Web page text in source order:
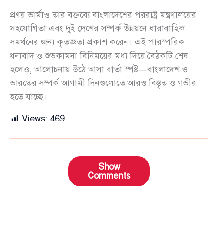
প্রণয় ভার্মাও তার বক্তব্যে বাংলাদেশের পররাষ্ট্র মন্ত্রণালয়ের
সহযোগিতা এবং দুই দেশের সম্পর্ক উন্নয়নে ধারাবাহিক
সমর্থনের জন্য কৃতজ্ঞতা প্রকাশ করেন। এই পারস্পরিক
ধন্যবাদ ও শুভকামনা বিনিময়ের মধ্য দিয়ে বৈঠকটি শেষ
হলেও, আলোচনায় উঠে আসা বার্তা স্পষ্ট—বাংলাদেশ ও
ভারতের সম্পর্ক আগামী দিনগুলোতে আরও বিস্তৃত ও গভীর
হতে যাচ্ছে।
Views: 469
Show
Comments